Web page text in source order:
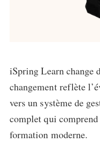
iSpring Learn change
changement reflète
vers un système de
complet qui
formation moderne.